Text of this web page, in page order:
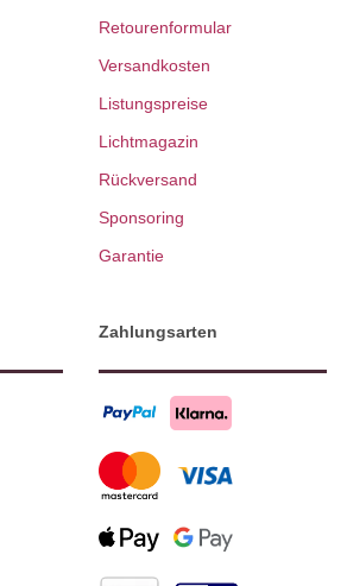
Retourenformular
Versandkosten
Listungspreise
Lichtmagazin
Rückversand
Sponsoring
Garantie
Zahlungsarten